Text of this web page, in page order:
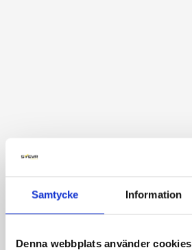
Samtycke Information
Denna webbplats använder cookies